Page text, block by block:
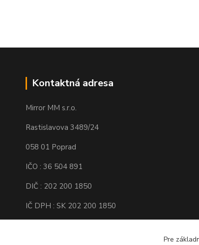
Kontaktná adresa
Mirror MM s.r.o.
Rastislavova 3489/24
058 01 Poprad
IČO : 36 504 891
DIČ : 202 200 1850
IČ DPH : SK 202 200 1850
Pre